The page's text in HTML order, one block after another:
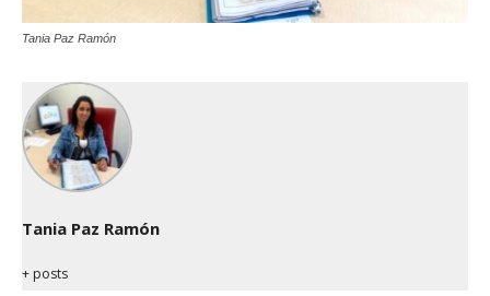
Tania Paz Ramón
Tania Paz Ramón
+ posts